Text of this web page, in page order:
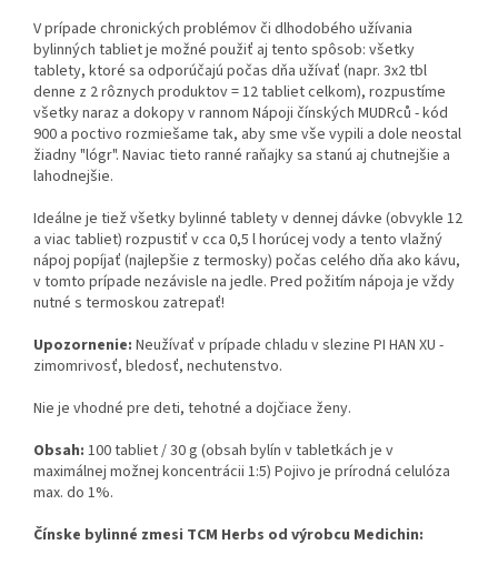
V prípade chronických problémov či dlhodobého užívania
bylinných tabliet je možné použiť aj tento spôsob: všetky
tablety, ktoré sa odporúčajú počas dňa užívať (napr. 3x2 tbl
denne z 2 rôznych produktov = 12 tabliet celkom), rozpustíme
všetky naraz a dokopy v rannom Nápoji čínských MUDRců - kód
900 a poctivo rozmiešame tak, aby sme vše vypili a dole neostal
žiadny "lógr". Naviac tieto ranné raňajky sa stanú aj chutnejšie a
lahodnejšie.
Ideálne je tiež všetky bylinné tablety v dennej dávke (obvykle 12
a viac tabliet) rozpustiť v cca 0,5 l horúcej vody a tento vlažný
nápoj popíjať (najlepšie z termosky) počas celého dňa ako kávu,
v tomto prípade nezávisle na jedle. Pred požitím nápoja je vždy
nutné s termoskou zatrepať!
Upozornenie: Neužívať v prípade chladu v slezine PI HAN XU -
zimomrivosť, bledosť, nechutenstvo.
Nie je vhodné pre deti, tehotné a dojčiace ženy.
Obsah: 100 tabliet / 30 g (obsah bylín v tabletkách je v
maximálnej možnej koncentrácii 1:5) Pojivo je prírodná celulóza
max. do 1%.
Čínske bylinné zmesi TCM Herbs od výrobcu Medichin: